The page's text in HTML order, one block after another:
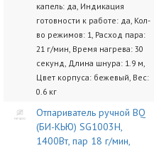
капель: да, Индикация
готовности к работе: да, Кол-
во режимов: 1, Расход пара:
21 г/мин, Время нагрева: 30
секунд, Длина шнура: 1.9 м,
Цвет корпуса: бежевый, Вес:
0.6 кг
Отпариватель ручной BQ
(БИ-КЬЮ) SG1003H,
1400Вт, пар 18 г/мин,